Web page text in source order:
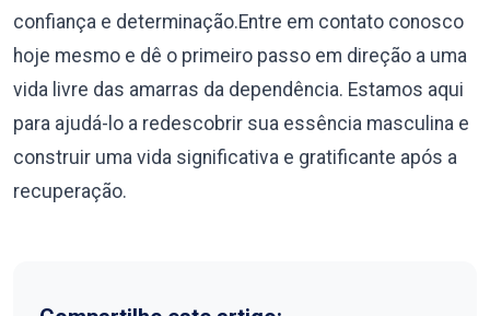
confiança e determinação.Entre em contato conosco
hoje mesmo e dê o primeiro passo em direção a uma
vida livre das amarras da dependência. Estamos aqui
para ajudá-lo a redescobrir sua essência masculina e
construir uma vida significativa e gratificante após a
recuperação.